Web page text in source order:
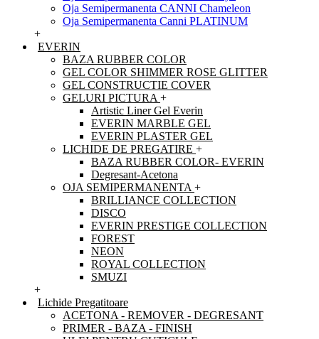
Oja Semipermanenta CANNI Chameleon
Oja Semipermanenta Canni PLATINUM
+
EVERIN
BAZA RUBBER COLOR
GEL COLOR SHIMMER ROSE GLITTER
GEL CONSTRUCTIE COVER
GELURI PICTURA +
Artistic Liner Gel Everin
EVERIN MARBLE GEL
EVERIN PLASTER GEL
LICHIDE DE PREGATIRE +
BAZA RUBBER COLOR- EVERIN
Degresant-Acetona
OJA SEMIPERMANENTA +
BRILLIANCE COLLECTION
DISCO
EVERIN PRESTIGE COLLECTION
FOREST
NEON
ROYAL COLLECTION
SMUZI
+
Lichide Pregatitoare
ACETONA - REMOVER - DEGRESANT
PRIMER - BAZA - FINISH